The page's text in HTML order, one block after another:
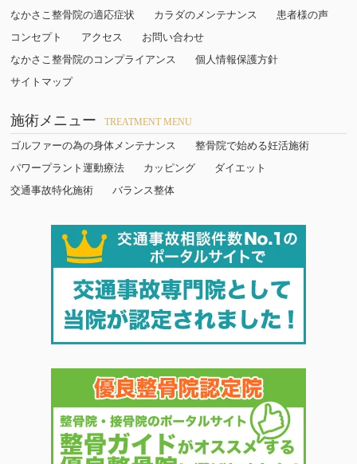
なかさこ整骨院の適応症状
カラダのメンテナンス
患者様の声
コンセプト
アクセス
お問い合わせ
なかさこ整骨院のコンプライアンス
個人情報保護方針
サイトマップ
施術メニュー TREATMENT MENU
ゴルファーの為の身体メンテナンス
整骨院で始める妊活施術
パワープラント運動療法
カッピング
ダイエット
交通事故特化施術
バランス整体